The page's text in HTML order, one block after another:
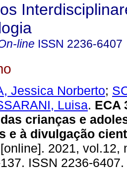
line ISSN 2236-6407
Jessica Norberto;
Luisa. ECA
crianças e
e à divulgação
[online]. 2021, vol.12,
ISSN 2236-6407.